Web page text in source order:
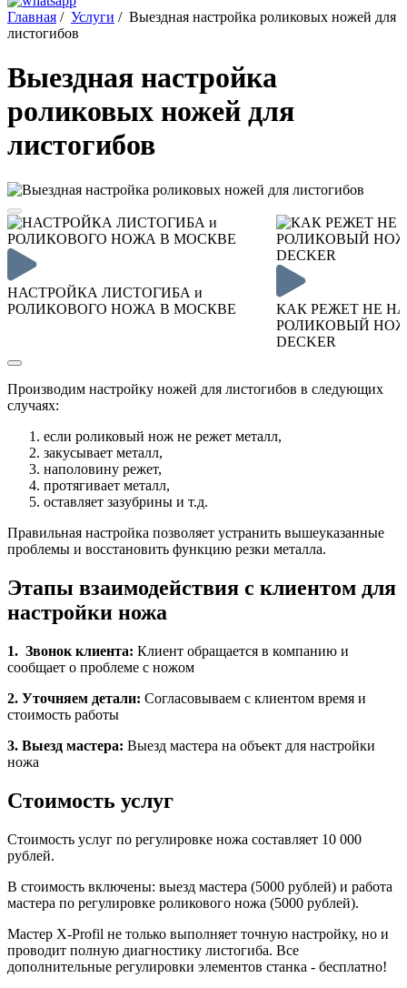
Главная / Услуги / Выездная настройка роликовых ножей для
листогибов
Выездная настройка
роликовых ножей для
листогибов
НАСТРОЙКА ЛИСТОГИБА и
РОЛИКОВОГО НОЖА В МОСКВЕ
КАК РЕЖЕТ НЕ
РОЛИКОВЫЙ
DECKER
Производим настройку ножей для листогибов в следующих
случаях:
если роликовый нож не режет металл,
закусывает металл,
наполовину режет,
протягивает металл,
оставляет зазубрины и т.д.
Правильная настройка позволяет устранить вышеуказанные
проблемы и восстановить функцию резки металла.
Этапы взаимодействия с клиентом для
настройки ножа
1. Звонок клиента: Клиент обращается в компанию и
сообщает о проблеме с ножом
2. Уточняем детали: Согласовываем с клиентом время и
стоимость работы
3. Выезд мастера: Выезд мастера на объект для настройки
ножа
Стоимость услуг
Стоимость услуг по регулировке ножа составляет 10 000
рублей.
В стоимость включены: выезд мастера (5000 рублей) и работа
мастера по регулировке роликового ножа (5000 рублей).
Мастер X-Profil не только выполняет точную настройку, но и
проводит полную диагностику листогиба. Все
дополнительные регулировки элементов станка - бесплатно!